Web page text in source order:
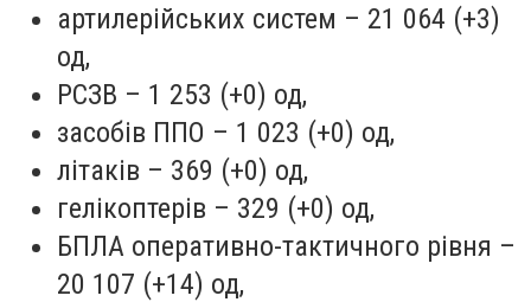
артилерійських систем – 21 064 (+3)
од,
РСЗВ – 1 253 (+0) од,
засобів ППО – 1 023 (+0) од,
літаків – 369 (+0) од,
гелікоптерів – 329 (+0) од,
БПЛА оперативно-тактичного рівня –
20 107 (+14) од,